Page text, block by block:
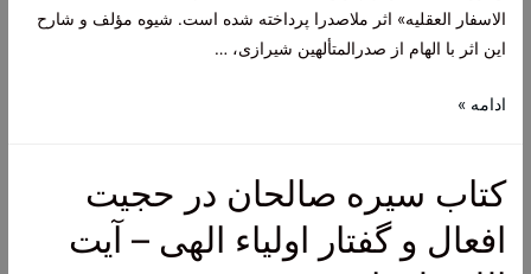
و
سلم
الاسفار العقلیه» اثر ملاصدرا پرداخته شده است. شیوه مؤلف و شارح
این اثر با الهام از صدرالمتألهین شیرازی، …
کتاب
–
شرحی
بر
ادامه »
کتاب سیره صالحان در حجیت
افعال و گفتار اولیاء الهی – آیت